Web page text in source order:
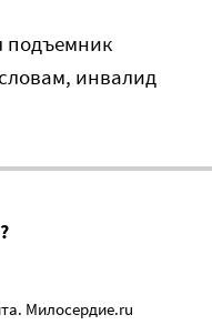
подъемник
инвалид
Милосердие.ru